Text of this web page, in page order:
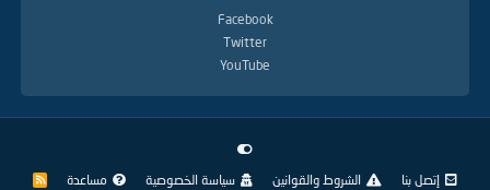
Facebook
Twitter
YouTube
إتصل بنا الشروط والقوانين سياسة الخصوصية مساعدة
R